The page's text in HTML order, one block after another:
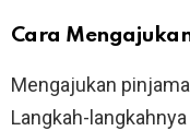
Cara
Mengajukan
Langkah-